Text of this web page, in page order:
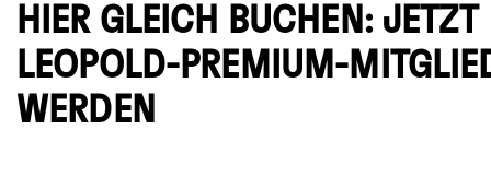
HIER GLEICH BUCHEN: JETZT
LEOPOLD-PREMIUM-
WERDEN